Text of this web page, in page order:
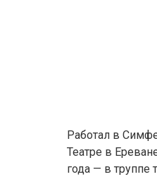
Работал в
Театре в
года — в труппе